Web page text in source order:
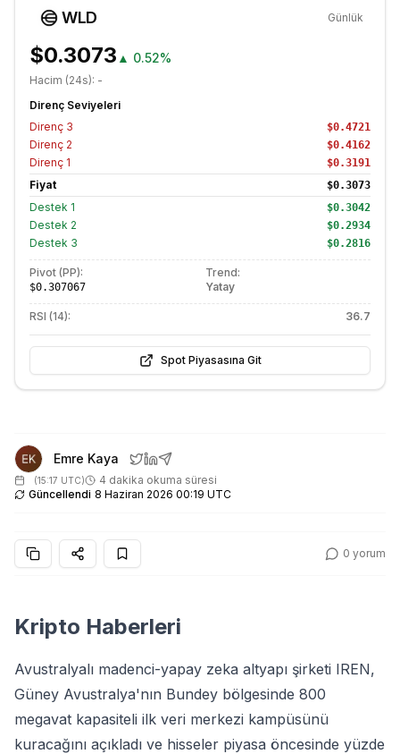
WLD Günlük
$0.3073 ▲ 0.52%
Hacim (24s): -
Direnç Seviyeleri
Direnç 3 $0.4721
Direnç 2 $0.4162
Direnç 1 $0.3191
Fiyat $0.3073
Destek 1 $0.3042
Destek 2 $0.2934
Destek 3 $0.2816
Pivot (PP):
$0.307067
Trend:
Yatay
RSI (14): 36.7
Spot Piyasasına Git
Emre Kaya
(15:17 UTC)
4 dakika okuma süresi
Güncellendi 8 Haziran 2026 00:19 UTC
0 yorum
Kripto Haberleri
Avustralyalı madenci-yapay zeka altyapı şirketi IREN,
Güney Avustralya'nın Bundey bölgesinde 800
megavat kapasiteli ilk veri merkezi kampüsünü
kuracağını açıkladı ve hisseler piyasa öncesinde yüzde